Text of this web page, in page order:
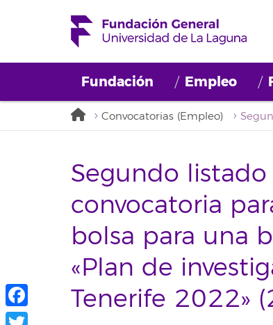
Fundación Empleo
Convocatorias (Empleo)
Segundo
convocatoria
bolsa para una
«Plan de
Tenerife 2022»
Facebook